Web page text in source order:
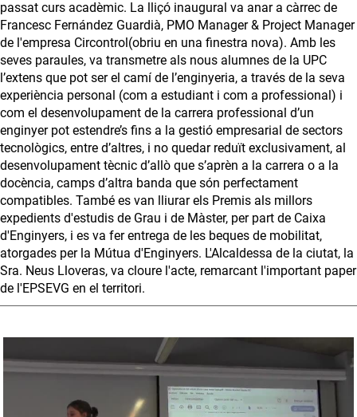
passat curs acadèmic. La lliçó inaugural va anar a càrrec de
Francesc Fernández Guardià, PMO Manager & Project Manager
de l'empresa Circontrol(obriu en una finestra nova). Amb les
seves paraules, va transmetre als nous alumnes de la UPC
l’extens que pot ser el camí de l’enginyeria, a través de la seva
experiència personal (com a estudiant i com a professional) i
com el desenvolupament de la carrera professional d’un
enginyer pot estendre’s fins a la gestió empresarial de sectors
tecnològics, entre d’altres, i no quedar reduït exclusivament, al
desenvolupament tècnic d’allò que s’aprèn a la carrera o a la
docència, camps d’altra banda que són perfectament
compatibles. També es van lliurar els Premis als millors
expedients d'estudis de Grau i de Màster, per part de Caixa
d'Enginyers, i es va fer entrega de les beques de mobilitat,
atorgades per la Mútua d'Enginyers. L'Alcaldessa de la ciutat, la
Sra. Neus Lloveras, va cloure l'acte, remarcant l'important paper
de l'EPSEVG en el territori.